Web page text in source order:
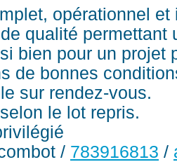
opérationnel
qualité
bien pour un projet
de bonnes
sur rendez-vous.
le lot repris.
/ 783916813 /